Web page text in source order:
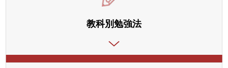
教科別勉強法